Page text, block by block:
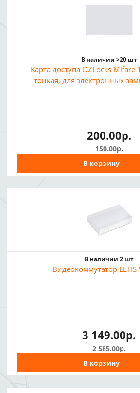
В наличии >20 шт
Карта доступа OZLocks Mifare
тонкая, для электронных
200.00р.
150.00р.
В корзину
В наличии 2 шт
Видеокоммутатор ELTIS
3 149.00р.
2 585.00р.
В корзину